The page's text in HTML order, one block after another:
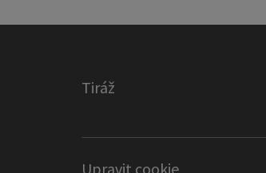
Tiráž
Upravit cookie